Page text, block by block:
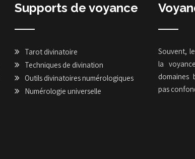
Supports de voyance
Tarot divinatoire
Techniques de divination
Outils divinatoires numérologiques
Numérologie universelle
Souvent,
la
domaines
pas